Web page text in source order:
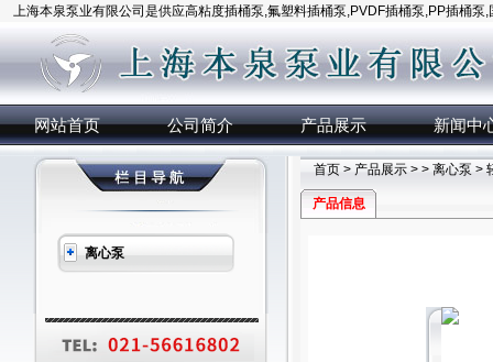
上海本泉泵业有限公司是供应高粘度插桶泵,氟塑料插桶泵,PVDF插桶泵,PP插桶泵
网站首页 公司简介 产品展示 新闻中
离心泵
首页 > 产品展示 > > 离心泵 >
产品信息